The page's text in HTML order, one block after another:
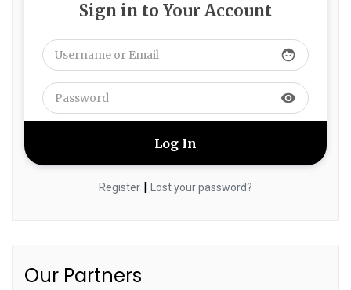
Sign in to Your Account
face
visibility
Register Lost your password?
Our Partners